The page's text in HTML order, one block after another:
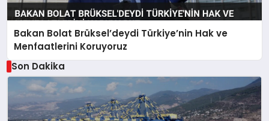
Bakan Bolat Brüksel’deydi Türkiye’nin Hak ve
Menfaatlerini Koruyoruz
Son Dakika